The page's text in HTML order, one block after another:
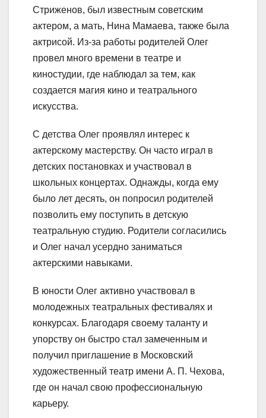
Стриженов, был известным советским
актером, а мать, Нина Мамаева, также была
актрисой. Из-за работы родителей Олег
провел много времени в театре и
киностудии, где наблюдал за тем, как
создается магия кино и театрального
искусства.
С детства Олег проявлял интерес к
актерскому мастерству. Он часто играл в
детских постановках и участвовал в
школьных концертах. Однажды, когда ему
было лет десять, он попросил родителей
позволить ему поступить в детскую
театральную студию. Родители согласились
и Олег начал усердно заниматься
актерскими навыками.
В юности Олег активно участвовал в
молодежных театральных фестивалях и
конкурсах. Благодаря своему таланту и
упорству он быстро стал замеченным и
получил приглашение в Московский
художественный театр имени А. П. Чехова,
где он начал свою профессиональную
карьеру.